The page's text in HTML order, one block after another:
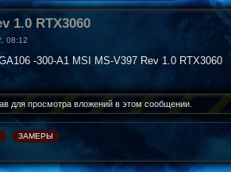
1.0 RTX3060
08:12
-300-A1 MSI MS-V397 Rev 1.0 RTX3060
для просмотра вложений в этом сообщении.
ЗАМЕРЫ